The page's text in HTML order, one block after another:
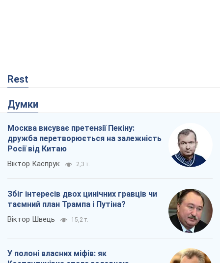
Rest
Думки
Москва висуває претензії Пекіну:
дружба перетворюється на залежність
Росії від Китаю
Віктор Каспрук 2,3 т.
Збіг інтересів двох цинічних гравців чи
таємний план Трампа і Путіна?
Віктор Швець 15,2 т.
У полоні власних міфів: як